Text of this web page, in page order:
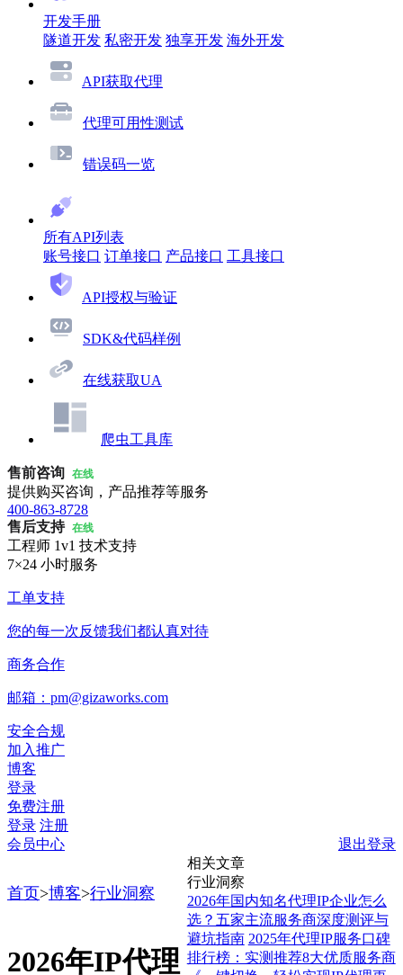
开发手册
隧道开发 私密开发 独享开发 海外开发
API获取代理
代理可用性测试
错误码一览
所有API列表
账号接口 订单接口 产品接口 工具接口
API授权与验证
SDK&代码样例
在线获取UA
爬虫工具库
售前咨询 在线
提供购买咨询，产品推荐等服务
400-863-8728
售后支持 在线
工程师 1v1 技术支持
7×24 小时服务
工单支持
您的每一次反馈我们都认真对待
商务合作
邮箱：pm@gizaworks.com
安全合规
加入推广
博客
登录
免费注册
登录 注册
会员中心
退出登录
首页>博客>行业洞察
2026年IP代理
相关文章
行业洞察
2026年国内知名代理IP企业怎么
选？五家主流服务商深度测评与
避坑指南 2025年代理IP服务口碑
排行榜：实测推荐8大优质服务商